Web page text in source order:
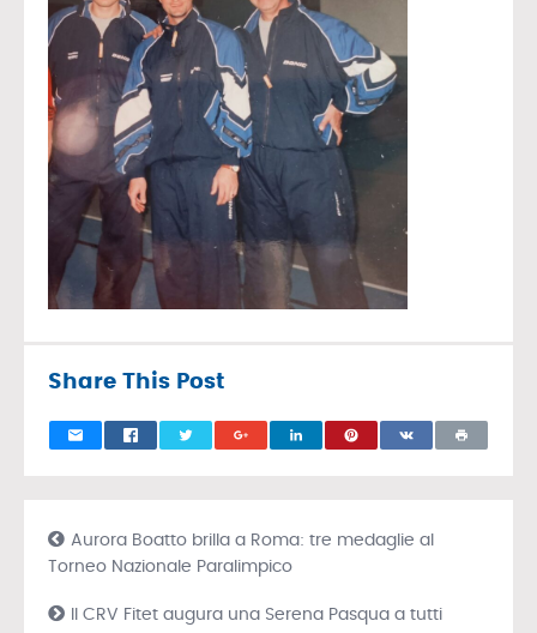
Share This Post
Aurora Boatto brilla a Roma: tre medaglie al
Torneo Nazionale Paralimpico
Il CRV Fitet augura una Serena Pasqua a tutti